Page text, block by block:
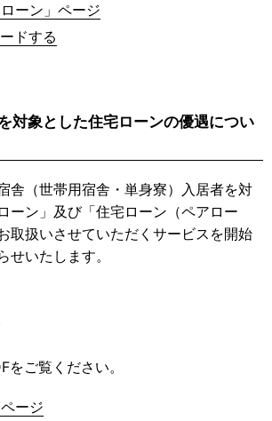
ーン」ページ
ドする
対象とした住宅ローンの優遇につい
舎（世帯用宿舎・単身寮）入居者を対
ーン」及び「住宅ローン（ペアロー
取扱いさせていただくサービスを開始
せいたします。
をご覧ください。
ージ